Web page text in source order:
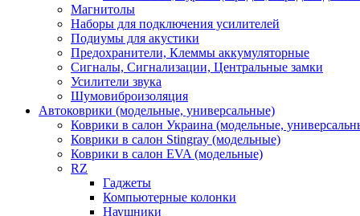
Магнитолы
Наборы для подключения усилителей
Подиумы для акустики
Предохранители, Клеммы аккумуляторные
Сигналы, Сигнализации, Центральные замки
Усилители звука
Шумовиброизоляция
Автоковрики (модельные, универсальные)
Коврики в салон Украина (модельные,
Коврики в салон Stingray (модельные)
Коврики в салон EVA (модельные)
RZ
Гаджеты
Компьютерные колонки
Наушники